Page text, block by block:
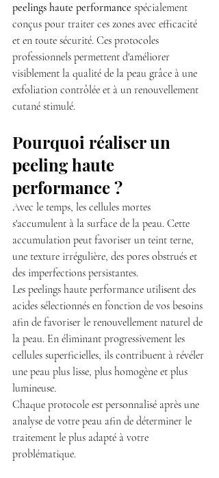
peelings haute performance spécialement
conçus pour traiter ces zones avec efficacité
et en toute sécurité. Ces protocoles
professionnels permettent d'améliorer
visiblement la qualité de la peau grâce à une
exfoliation contrôlée et à un renouvellement
cutané stimulé.
Pourquoi réaliser un
peeling haute
performance ?
Avec le temps, les cellules mortes
s'accumulent à la surface de la peau. Cette
accumulation peut favoriser un teint terne,
une texture irrégulière, des pores obstrués et
des imperfections persistantes.
Les peelings haute performance utilisent des
acides sélectionnés en fonction de vos besoins
afin de favoriser le renouvellement naturel de
la peau. En éliminant progressivement les
cellules superficielles, ils contribuent à révéler
une peau plus lisse, plus homogène et plus
lumineuse.
Chaque protocole est personnalisé après une
analyse de votre peau afin de déterminer le
traitement le plus adapté à votre
problématique.